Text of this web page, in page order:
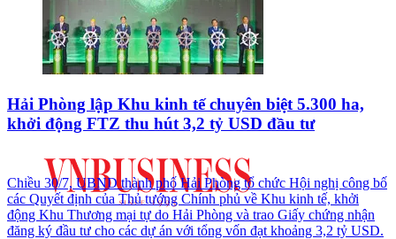
Hải Phòng lập Khu kinh tế chuyên biệt 5.300 ha,
khởi động FTZ thu hút 3,2 tỷ USD đầu tư
Chiều 30/7, UBND thành phố Hải Phòng tổ chức Hội nghị công bố
các Quyết định của Thủ tướng Chính phủ về Khu kinh tế, khởi
động Khu Thương mại tự do Hải Phòng và trao Giấy chứng nhận
đăng ký đầu tư cho các dự án với tổng vốn đạt khoảng 3,2 tỷ USD.